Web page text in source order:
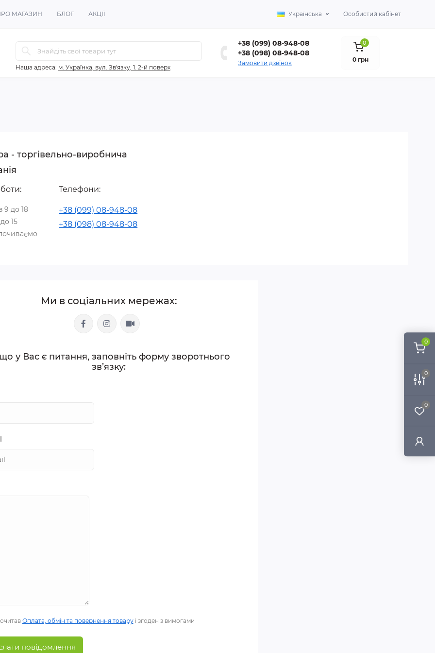
0
0
0
МАГАЗИН БЛОГ АКЦІЇ Українська Особистий кабінет
Наша адреса: м. Українка, вул. Зв'язку, 1. 2-й поверх
+38 (099) 08-948-08
+38 (098) 08-948-08
Замовити дзвінок
0
0 грн
- торгівельно-виробнича
9 до 18
15
Телефони:
+38 (099) 08-948-08
+38 (098) 08-948-08
Ми в соціальних мережах:
у Вас є питання, заповніть форму зворотнього
зв’язку:
Оплата, обмін та повернення товаруі згоден з вимогами
повідомлення